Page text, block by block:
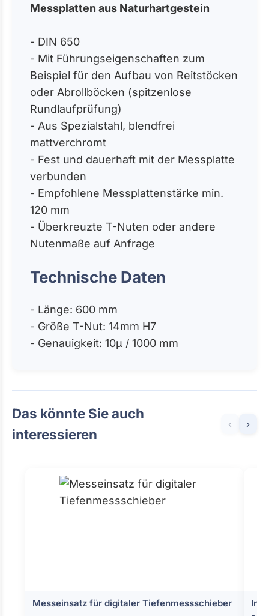
Messplatten aus Naturhartgestein
- DIN 650
- Mit Führungseigenschaften zum
Beispiel für den Aufbau von Reitstöcken
oder Abrollböcken (spitzenlose
Rundlaufprüfung)
- Aus Spezialstahl, blendfrei
mattverchromt
- Fest und dauerhaft mit der Messplatte
verbunden
- Empfohlene Messplattenstärke min.
120 mm
- Überkreuzte T-Nuten oder andere
Nutenmaße auf Anfrage
Technische Daten
- Länge: 600 mm
- Größe T-Nut: 14mm H7
- Genauigkeit: 10µ / 1000 mm
Das könnte Sie auch
interessieren
‹ ›
Messeinsatz für digitaler Tiefenmessschieber